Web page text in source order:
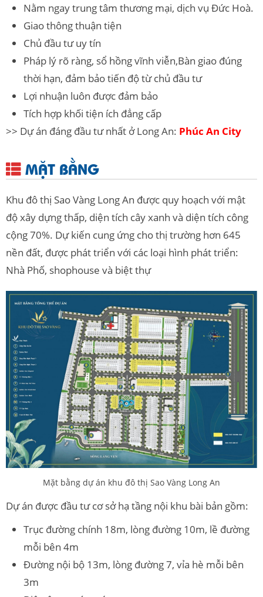
Nằm ngay trung tâm thương mại, dịch vụ Đức Hoà.
Giao thông thuận tiện
Chủ đầu tư uy tín
Pháp lý rõ ràng, sổ hồng vĩnh viễn,Bàn giao đúng
thời hạn, đảm bảo tiến độ từ chủ đầu tư
Lợi nhuận luôn được đảm bảo
Tích hợp khối tiện ích đẳng cấp
>> Dự án đáng đầu tư nhất ở Long An: Phúc An City
MẶT BẰNG
Khu đô thị Sao Vàng Long An được quy hoạch với mật
độ xây dựng thấp, diện tích cây xanh và diện tích công
cộng 70%. Dự kiến cung ứng cho thị trường hơn 645
nền đất, được phát triển với các loại hình phát triển:
Nhà Phố, shophouse và biệt thự
Mặt bằng dự án khu đô thị Sao Vàng Long An
Dự án được đầu tư cơ sở hạ tầng nội khu bài bản gồm:
Trục đường chính 18m, lòng đường 10m, lề đường
mỗi bên 4m
Đường nội bộ 13m, lòng đường 7, vỉa hè mỗi bên
3m